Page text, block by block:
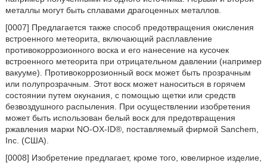
металлы могут быть сплавами драгоценных металлов.
[0007] Предлагается также способ предотвращения окисления
встроенного метеорита, включающий расплавление
противокоррозионного воска и его нанесение на кусочек
встроенного метеорита при отрицательном давлении (например
вакууме). Противокоррозионный воск может быть прозрачным
или полупрозрачным. Этот воск может наноситься в горячем
состоянии путем окунания, с помощью щетки или средств
безвоздушного распыления. При осуществлении изобретения
может быть использован белый воск для предотвращения
ржавления марки NO-OX-ID®, поставляемый фирмой Sanchem,
Inc. (США).
[0008] Изобретение предлагает, кроме того, ювелирное изделие,